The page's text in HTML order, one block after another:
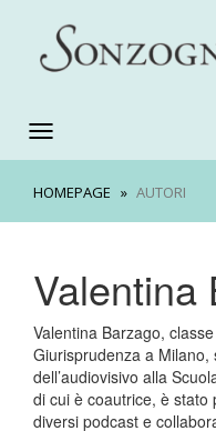
HOMEPAGE AUTORI
Valentina
Valentina Barzago,
Giurisprudenza a Milano,
dell’audiovisivo alla
di cui è coautrice, è stato
diversi podcast e